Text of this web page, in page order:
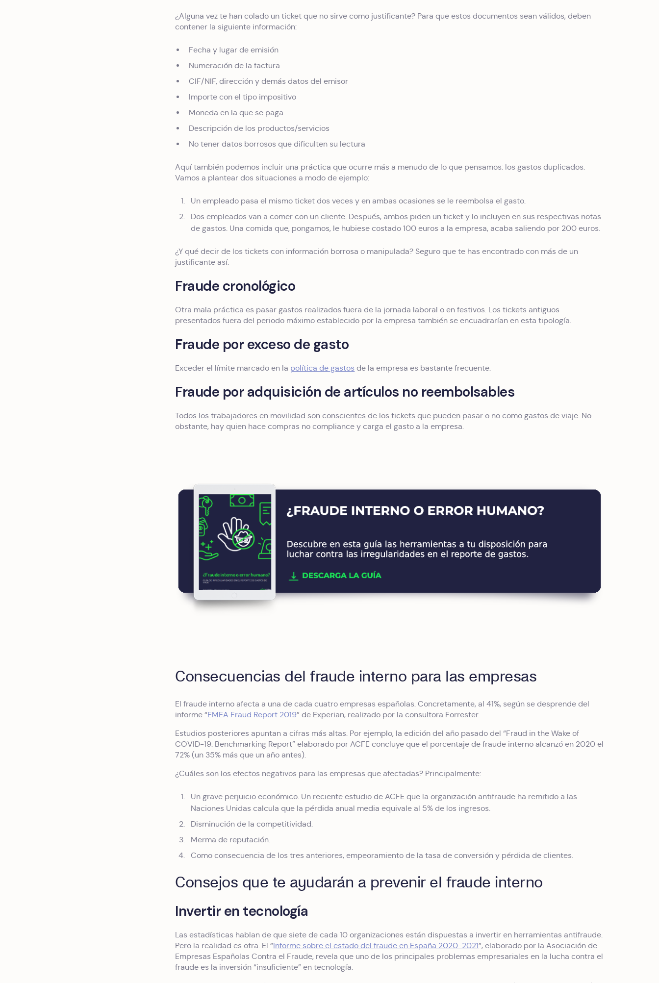
¿Alguna vez te han colado un ticket que no sirve como justificante? Para que estos documentos sean válidos, deben
contener la siguiente información:
Fecha y lugar de emisión
Numeración de la factura
CIF/NIF, dirección y demás datos del emisor
Importe con el tipo impositivo
Moneda en la que se paga
Descripción de los productos/servicios
No tener datos borrosos que dificulten su lectura
Aquí también podemos incluir una práctica que ocurre más a menudo de lo que pensamos: los gastos duplicados.
Vamos a plantear dos situaciones a modo de ejemplo:
Un empleado pasa el mismo ticket dos veces y en ambas ocasiones se le reembolsa el gasto.
Dos empleados van a comer con un cliente. Después, ambos piden un ticket y lo incluyen en sus respectivas notas
de gastos. Una comida que, pongamos, le hubiese costado 100 euros a la empresa, acaba saliendo por 200 euros.
¿Y qué decir de los tickets con información borrosa o manipulada? Seguro que te has encontrado con más de un
justificante así.
Fraude cronológico
Otra mala práctica es pasar gastos realizados fuera de la jornada laboral o en festivos. Los tickets antiguos
presentados fuera del periodo máximo establecido por la empresa también se encuadrarían en esta tipología.
Fraude por exceso de gasto
Exceder el límite marcado en la política de gastos de la empresa es bastante frecuente.
Fraude por adquisición de artículos no reembolsables
Todos los trabajadores en movilidad son conscientes de los tickets que pueden pasar o no como gastos de viaje. No
obstante, hay quien hace compras no compliance y carga el gasto a la empresa.
Consecuencias del fraude interno para las empresas
El fraude interno afecta a una de cada cuatro empresas españolas. Concretamente, al 41%, según se desprende del
informe “EMEA Fraud Report 2019” de Experian, realizado por la consultora Forrester.
Estudios posteriores apuntan a cifras más altas. Por ejemplo, la edición del año pasado del “Fraud in the Wake of
COVID-19: Benchmarking Report” elaborado por ACFE concluye que el porcentaje de fraude interno alcanzó en 2020 el
72% (un 35% más que un año antes).
¿Cuáles son los efectos negativos para las empresas que afectadas? Principalmente:
Un grave perjuicio económico. Un reciente estudio de ACFE que la organización antifraude ha remitido a las
Naciones Unidas calcula que la pérdida anual media equivale al 5% de los ingresos.
Disminución de la competitividad.
Merma de reputación.
Como consecuencia de los tres anteriores, empeoramiento de la tasa de conversión y pérdida de clientes.
Consejos que te ayudarán a prevenir el fraude interno
Invertir en tecnología
Las estadísticas hablan de que siete de cada 10 organizaciones están dispuestas a invertir en herramientas antifraude.
Pero la realidad es otra. El “Informe sobre el estado del fraude en España 2020-2021”, elaborado por la Asociación de
Empresas Españolas Contra el Fraude, revela que uno de los principales problemas empresariales en la lucha contra el
fraude es la inversión “insuficiente” en tecnología.